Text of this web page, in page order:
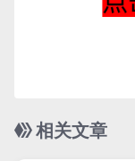
相关文章